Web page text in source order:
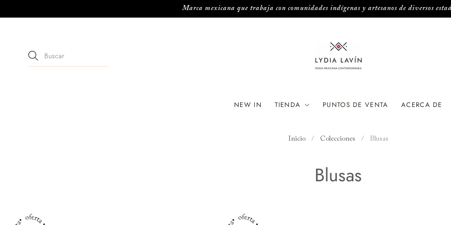
Marca mexicana que trabaja con comunidades indígenas y artesanos de diversos
NEW IN TIENDA PUNTOS DE VENTA ACERCA DE
Inicio / Colecciones / Blusas
Blusas